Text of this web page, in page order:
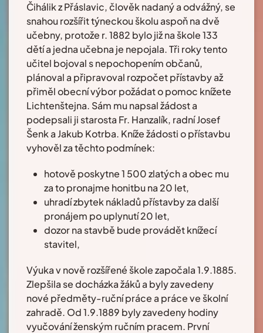
Čihálik z Přáslavic, člověk nadaný a odvážný, se
snahou rozšířit týneckou školu aspoň na dvě
učebny, protože r. 1882 bylo již na škole 133
dětí a jedna učebna je nepojala. Tři roky tento
učitel bojoval s nepochopením občanů,
plánoval a připravoval rozpočet přístavby až
přiměl obecní výbor požádat o pomoc knížete
Lichtenštejna. Sám mu napsal žádost a
podepsali ji starosta Fr. Hanzalík, radní Josef
Šenk a Jakub Kotrba. Kníže žádosti o přístavbu
vyhověl za těchto podmínek:
hotově poskytne 1 500 zlatých a obec mu
za to pronajme honitbu na 20 let,
uhradí zbytek nákladů přístavby za další
pronájem po uplynutí 20 let,
dozor na stavbě bude provádět knížecí
stavitel,
Výuka v nově rozšířené škole započala 1.9.1885.
Zlepšila se docházka žáků a byly zavedeny
nové předměty-ruční práce a práce ve školní
zahradě. Od 1.9.1889 byly zavedeny hodiny
vyučování ženským ručním pracem. První